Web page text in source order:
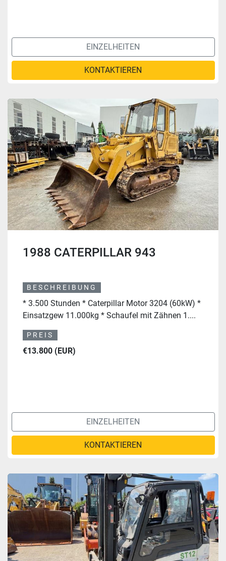
EINZELHEITEN
KONTAKTIEREN
1988 CATERPILLAR 943
BESCHREIBUNG
* 3.500 Stunden * Caterpillar Motor 3204 (60kW) *
Einsatzgew 11.000kg * Schaufel mit Zähnen 1....
PREIS
€13.800 (EUR)
EINZELHEITEN
KONTAKTIEREN